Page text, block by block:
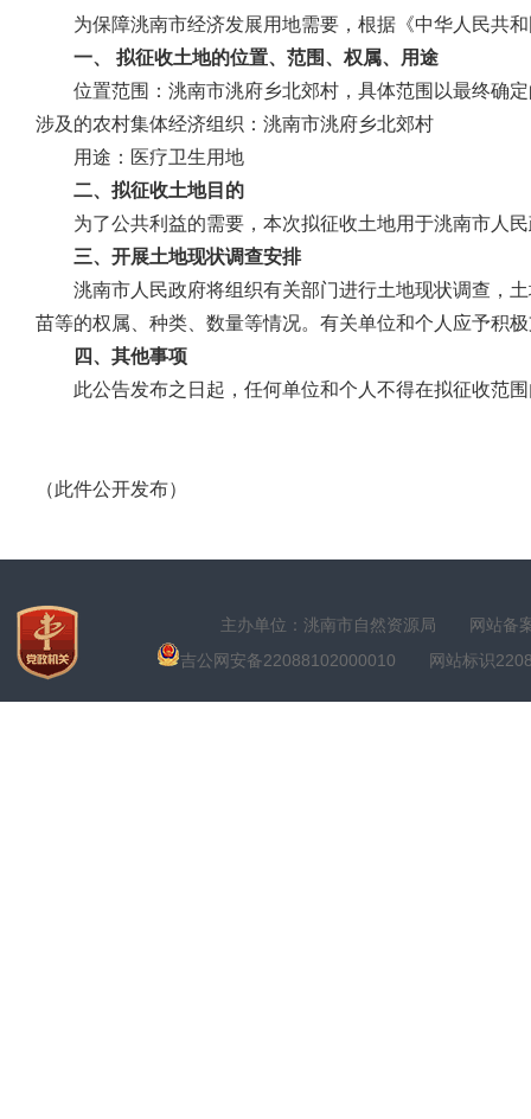
为保障洮南市经济发展用地需要，根据《中华人民共
一、 拟征收土地的位置、范围、权属、用途
位置范围：洮南市洮府乡北郊村，具体范围以最终确
涉及的农村集体经济组织：洮南市洮府乡北郊村
用途：医疗卫生用地
二、拟征收土地目的
为了公共利益的需要，本次拟征收土地用于洮南市人
三、开展土地现状调查安排
洮南市人民政府将组织有关部门进行土地现状调查，
苗等的权属、种类、数量等情况。有关单位和个人应予积
四、其他事项
此公告发布之日起，任何单位和个人不得在拟征收范
（此件公开发布）
主办单位：洮南市自然资源局
网站备
吉公网安备22088102000010 网站标识